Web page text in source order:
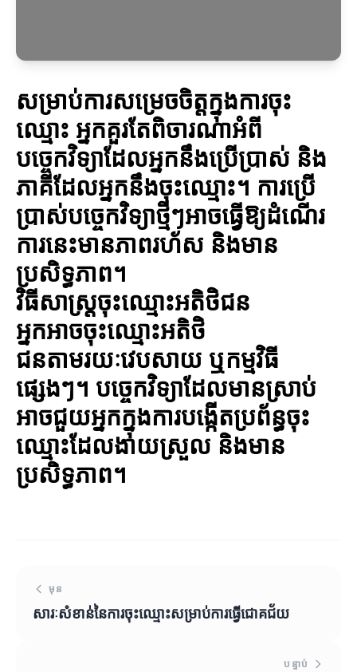
សម្រាប់ការសម្រេចចិត្តក្នុងការចុះ
ឈ្មោះ អ្នកគួរតែពិចារណាអំពី
បច្ចេកវិទ្យាដែលអ្នកនឹងប្រើប្រាស់ និង
ភាគីដែលអ្នកនឹងចុះឈ្មោះ។ ការប្រើ
ប្រាស់បច្ចេកវិទ្យាថ្មីៗអាចធ្វើឱ្យដំណើរ
ការនេះមានភាពរហ័ស និងមាន
ប្រសិទ្ធភាព។
វិធីសាស្ត្រចុះឈ្មោះអតិថិជន
អ្នកអាចចុះឈ្មោះអតិថិ
ជនតាមរយៈវេបសាយ ឬកម្មវិធី
ផ្សេងៗ។ បច្ចេកវិទ្យាដែលមានស្រាប់
អាចជួយអ្នកក្នុងការបង្កើតប្រព័ន្ធចុះ
ឈ្មោះដែលងាយស្រួល និងមាន
ប្រសិទ្ធភាព។
មុន
សារៈសំខាន់នៃការចុះឈ្មោះសម្រាប់ការធ្វើជោគជ័យ
បន្ទាប់